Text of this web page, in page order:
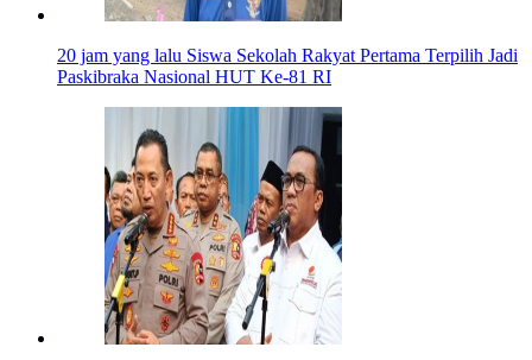
20 jam yang lalu Siswa Sekolah Rakyat Pertama Terpilih Jadi
Paskibraka Nasional HUT Ke-81 RI